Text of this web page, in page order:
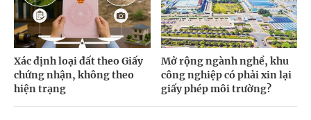
Xác định loại đất theo Giấy
chứng nhận, không theo
hiện trạng
Mở rộng ngành nghề, khu
công nghiệp có phải xin lại
giấy phép môi trường?